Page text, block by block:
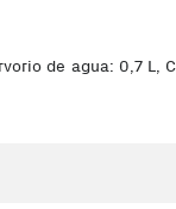
de agua: 0,7